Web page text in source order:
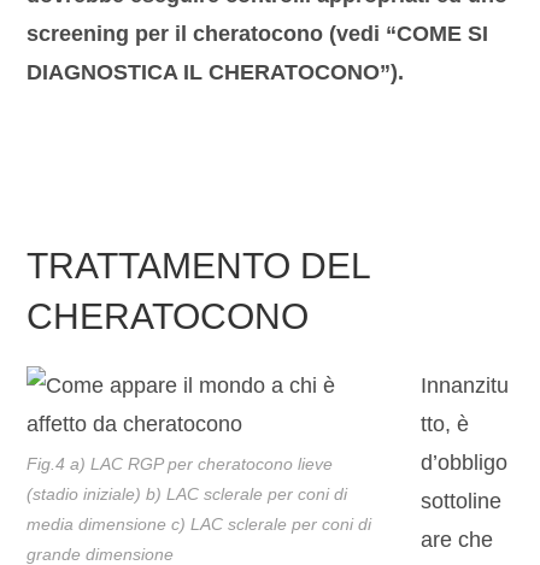
screening per il cheratocono (vedi “COME SI
DIAGNOSTICA IL CHERATOCONO”).
TRATTAMENTO DEL
CHERATOCONO
Fig.4 a) LAC RGP per cheratocono lieve
(stadio iniziale) b) LAC sclerale per coni di
media dimensione c) LAC sclerale per coni di
grande dimensione
Innanzitu
tto, è
d’obbligo
sottoline
are che